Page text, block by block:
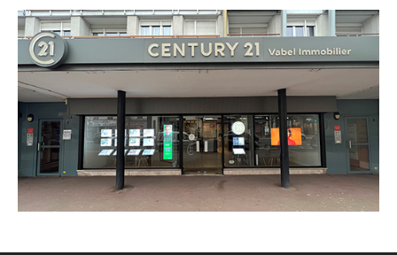
CENTURY 21 Vabel Immobilier
7 rue de Paris
JOINVILLE LE PONT - 94340
Envoyer un message
Téléphoner à l'agence